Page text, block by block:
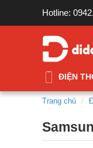
Hotline:
ĐIỆN
Trang chủ